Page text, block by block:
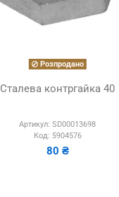
Розпродано
Сталева контргайка 40
Артикул: SD00013698
Код: 5904576
80 ₴